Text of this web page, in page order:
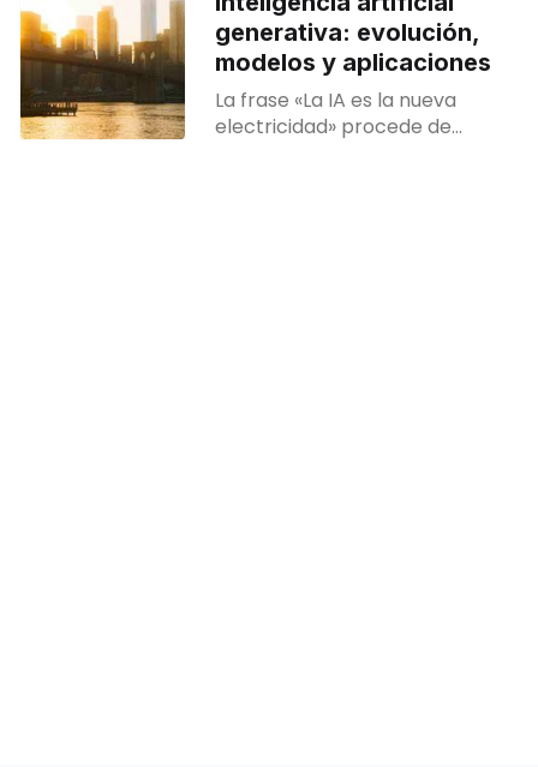
generativa: evolución,
modelos y aplicaciones
La frase «La IA es la nueva
electricidad» procede de